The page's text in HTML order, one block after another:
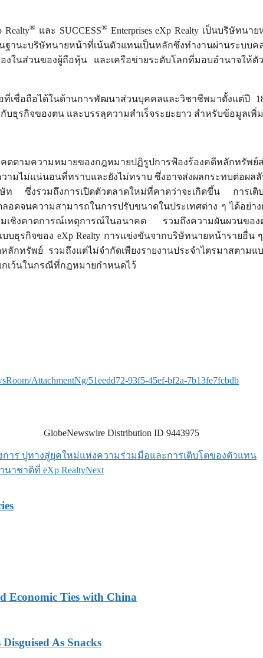
Realty®และ SUCCESS®Enterprises eXp Realty เป็นบริษัทน
ฐานะบริษัทนายหน้าที่เน้นตัวแทนเป็นหลักซึ่งทำงานผ่านระบ
ในส่วนของผู้ถือหุ้น และเครือข่ายระดับโลกที่มอบอำนาจให้
ที่เชื่อถือได้ในด้านการพัฒนาส่วนบุคคลและวิชาชีพมาตั้งแต่ปี
รกิจของตน และบรรลุความสำเร็จระยะยาว สำหรับข้อมูลเพิ่ม
ามความหมายของกฎหมายปฏิรูปการฟ้องร้องคดีหลักทรัพย์
ามไม่แน่นอนที่ทราบและยังไม่ทราบ ซึ่งอาจส่งผลกระทบต่อผ
ริษัท ซึ่งรวมถึงการเปิดตัวตลาดใหม่ที่คาดว่าจะเกิดขึ้น กา
อดจนความสามารถในการปรับขนาดในประเทศต่าง ๆ ได้อย่
มเชิงคาดการณ์เหตุการณ์ในอนาคต รวมถึงความผันผวนข
รกิจของ eXp Realty การแข่งขันจากบริษัทนายหน้ารายอื่น
ทรัพย์ รวมถึงแต่ไม่จำกัดเพียงรายงานประจำไตรมาสตาม
กเว้นในกรณีที่กฎหมายกำหนดไว้
AttachmentNg/51eedd72-93f5-45ef-bf2a-7b13fe7fcbdb
GlobeNewswire Distribution ID 9443975
การ ปูทางสู่ยุคใหม่แห่งความร่วมมือและการเติบโตของตัวแทน
าชาติที่ eXp RealtyNext
Economic Ties with China
As Snacks